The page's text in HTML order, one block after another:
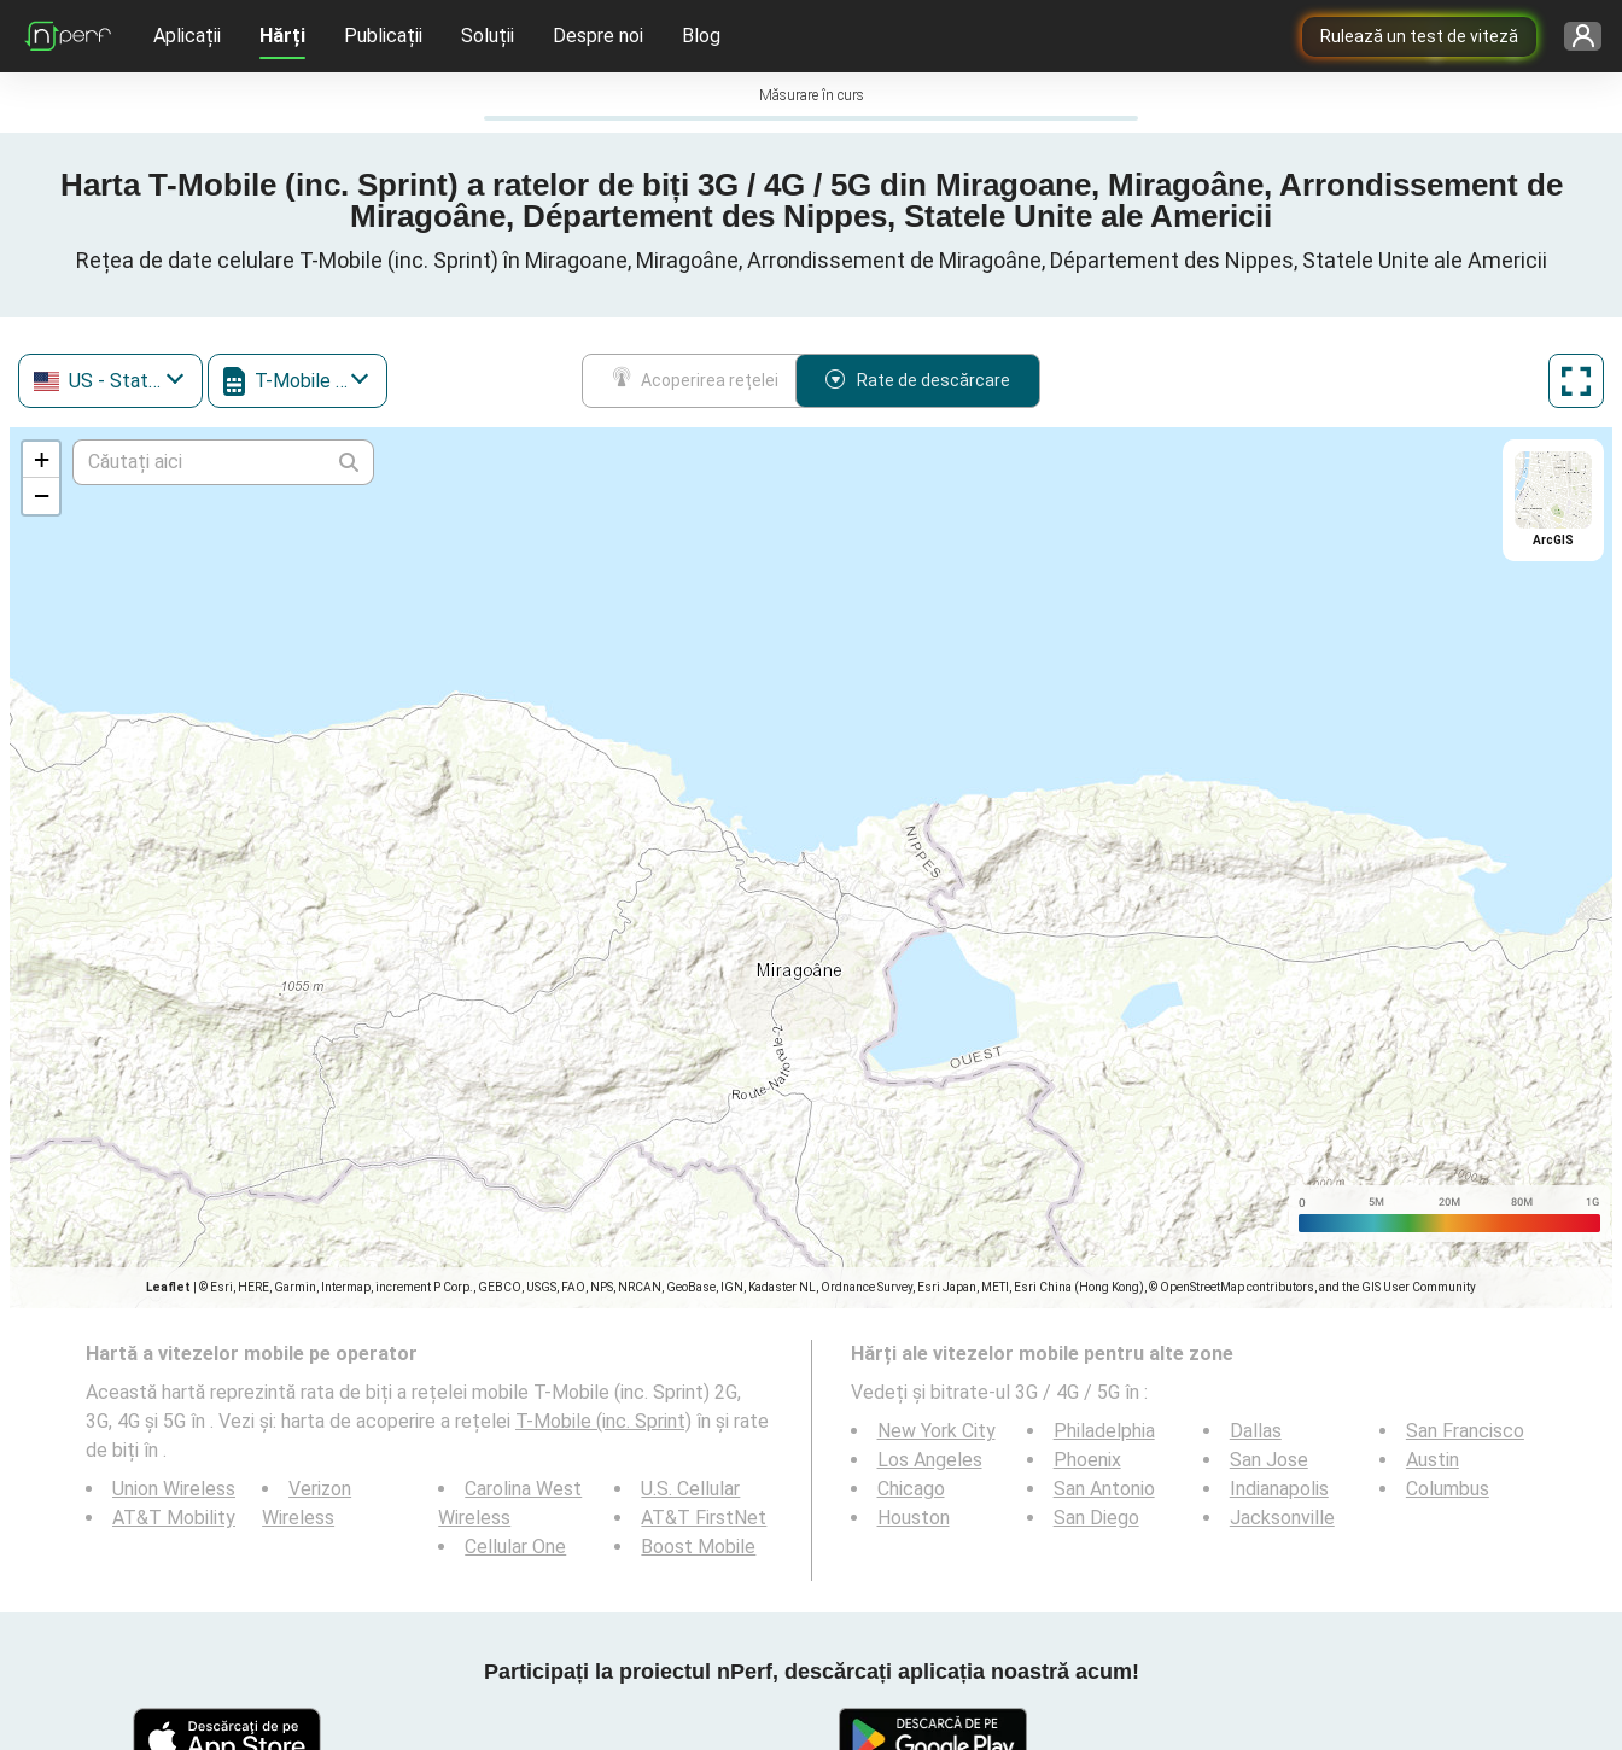
Rulează un test de viteză
Aplicații Hărți Publicații Soluții Despre noi Blog
Măsurare în curs
Harta T-Mobile (inc. Sprint) a ratelor de biți 3G / 4G / 5G din Miragoane, Miragoâne, Arrondissement de
Miragoâne, Département des Nippes, Statele Unite ale Americii
Rețea de date celulare T-Mobile (inc. Sprint) în Miragoane, Miragoâne, Arrondissement de Miragoâne, Département des Nippes, Statele Unite ale Americii
US - Statele Unite ale Americii T-Mobile (inc. Sprint) Acoperirea rețelei Rate de descărcare
+
−
Leaflet © Esri, HERE, Garmin, Intermap, increment P Corp., GEBCO, USGS, FAO, NPS, NRCAN, GeoBase, IGN, Kadaster NL, Ordnance Survey, Esri Japan, METI, Esri China (Hong Kong), © OpenStreetMap contributors, and the GIS User Community
ArcGIS
Hartă a vitezelor mobile pe operator
Această hartă reprezintă rata de biți a rețelei mobile T-Mobile (inc. Sprint) 2G,
3G, 4G și 5G în . Vezi și: harta de acoperire a rețelei T-Mobile (inc. Sprint) în și rate
de biți în .
Union Wireless
AT&T Mobility
Verizon
Wireless
Carolina West
Wireless
Cellular One
U.S. Cellular
AT&T FirstNet
Boost Mobile
Hărți ale vitezelor mobile pentru alte zone
Vedeți și bitrate-ul 3G / 4G / 5G în :
New York City
Los Angeles
Chicago
Houston
Philadelphia
Phoenix
San Antonio
San Diego
Dallas
San Jose
Indianapolis
Jacksonville
San Francisco
Austin
Columbus
Participați la proiectul nPerf, descărcați aplicația noastră acum!